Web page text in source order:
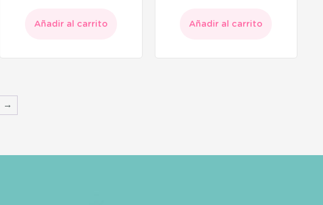
Añadir al carrito Añadir al carrito
→